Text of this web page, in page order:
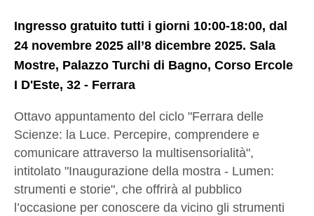
Ingresso gratuito tutti i giorni 10:00-18:00, dal
24 novembre 2025 all’8 dicembre 2025. Sala
Mostre, Palazzo Turchi di Bagno, Corso Ercole
I D'Este, 32 - Ferrara
Ottavo appuntamento del ciclo "Ferrara delle
Scienze: la Luce. Percepire, comprendere e
comunicare attraverso la multisensorialità",
intitolato "Inaugurazione della mostra - Lumen:
strumenti e storie", che offrirà al pubblico
l’occasione per conoscere da vicino gli strumenti